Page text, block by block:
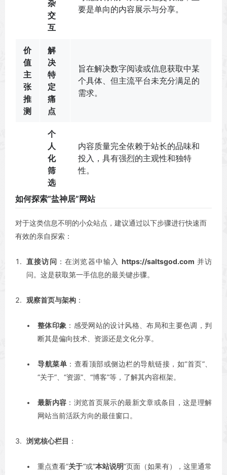
杂
交
互
要是单向的内容展示与分享。
价
值
主
张
推
测
解
决
特
定
痛
点
旨在解决数字阅读或信息获取中某
个具体、但主流平台未充分满足的
需求。
个
人
化
筛
选
内容质量完全依赖于站长的品味和
投入，具有强烈的主观性和独特
性。
如何探索“盐神居”网站
对于这类信息不明的小众站点，建议通过以下步骤进行快速而
有效的亲自探索：
直接访问 ：在浏览器中输入 https://saltsgod.com 并访
问。这是获取第一手信息的最关键步骤。
观察首页与架构 ：
整体印象 ：感受网站的设计风格、布局和主要色调，判
断其是偏向技术、资源还是文化分享。
导航菜单 ：查看顶部或侧边栏的导航链接，如“首页”、
“关于”、“资源”、“博客”等，了解其内容框架。
最新内容 ：浏览首页展示的最新文章或条目，这是理解
网站当前活跃方向的最佳窗口。
浏览核心栏目 ：
重点查看“关于”或“本站说明”页面（如果有），这里通常